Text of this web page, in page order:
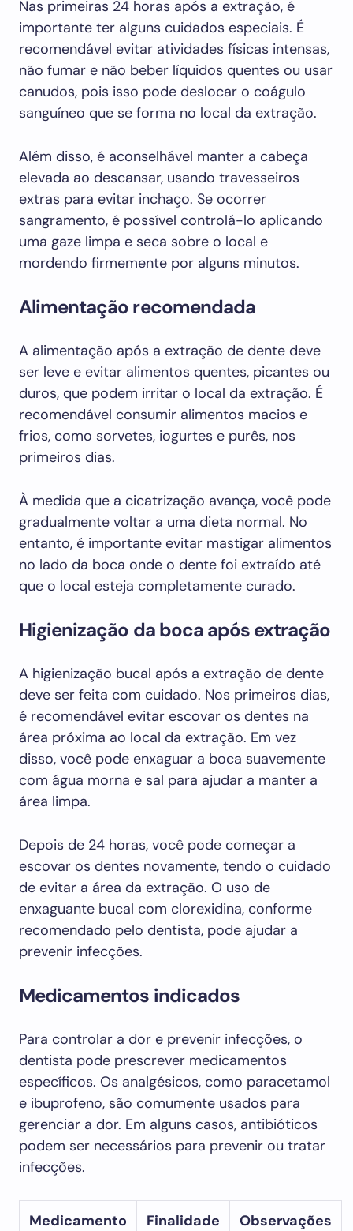
Nas primeiras 24 horas após a extração, é
importante ter alguns cuidados especiais. É
recomendável evitar atividades físicas intensas,
não fumar e não beber líquidos quentes ou usar
canudos, pois isso pode deslocar o coágulo
sanguíneo que se forma no local da extração.
Além disso, é aconselhável manter a cabeça
elevada ao descansar, usando travesseiros
extras para evitar inchaço. Se ocorrer
sangramento, é possível controlá-lo aplicando
uma gaze limpa e seca sobre o local e
mordendo firmemente por alguns minutos.
Alimentação recomendada
A alimentação após a extração de dente deve
ser leve e evitar alimentos quentes, picantes ou
duros, que podem irritar o local da extração. É
recomendável consumir alimentos macios e
frios, como sorvetes, iogurtes e purês, nos
primeiros dias.
À medida que a cicatrização avança, você pode
gradualmente voltar a uma dieta normal. No
entanto, é importante evitar mastigar alimentos
no lado da boca onde o dente foi extraído até
que o local esteja completamente curado.
Higienização da boca após extração
A higienização bucal após a extração de dente
deve ser feita com cuidado. Nos primeiros dias,
é recomendável evitar escovar os dentes na
área próxima ao local da extração. Em vez
disso, você pode enxaguar a boca suavemente
com água morna e sal para ajudar a manter a
área limpa.
Depois de 24 horas, você pode começar a
escovar os dentes novamente, tendo o cuidado
de evitar a área da extração. O uso de
enxaguante bucal com clorexidina, conforme
recomendado pelo dentista, pode ajudar a
prevenir infecções.
Medicamentos indicados
Para controlar a dor e prevenir infecções, o
dentista pode prescrever medicamentos
específicos. Os analgésicos, como paracetamol
e ibuprofeno, são comumente usados para
gerenciar a dor. Em alguns casos, antibióticos
podem ser necessários para prevenir ou tratar
infecções.
Medicamento Finalidade Observações